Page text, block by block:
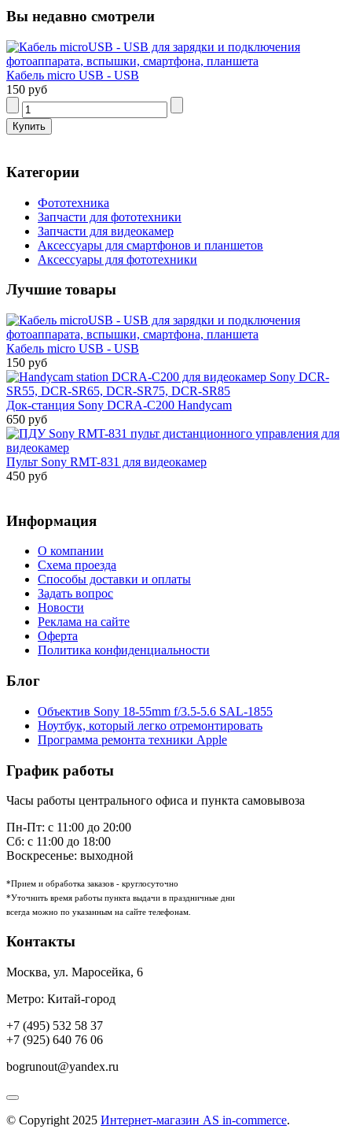
Вы недавно смотрели
Кабель micro USB - USB
150 руб
Категории
Фототехника
Запчасти для фототехники
Запчасти для видеокамер
Аксессуары для смартфонов и планшетов
Аксессуары для фототехники
Лучшие товары
Кабель micro USB - USB
150 руб
Док-станция Sony DCRA-C200 Handycam
650 руб
Пульт Sony RMT-831 для видеокамер
450 руб
Информация
О компании
Схема проезда
Способы доставки и оплаты
Задать вопрос
Новости
Реклама на сайте
Оферта
Политика конфиденциальности
Блог
Объектив Sony 18-55mm f/3.5-5.6 SAL-1855
Ноутбук, который легко отремонтировать
Программа ремонта техники Apple
График работы
Часы работы центрального офиса и пункта самовывоза
Пн-Пт: с 11:00 до 20:00
Сб: с 11:00 до 18:00
Воскресенье: выходной
*Прием и обработка заказов - круглосуточно
*Уточнить время работы пункта выдачи в праздничные дни
всегда можно по указанным на сайте телефонам.
Контакты
Москва, ул. Маросейка, 6
Метро: Китай-город
+7 (495) 532 58 37
+7 (925) 640 76 06
bogrunout@yandex.ru
© Copyright 2025 Интернет-магазин AS in-commerce.